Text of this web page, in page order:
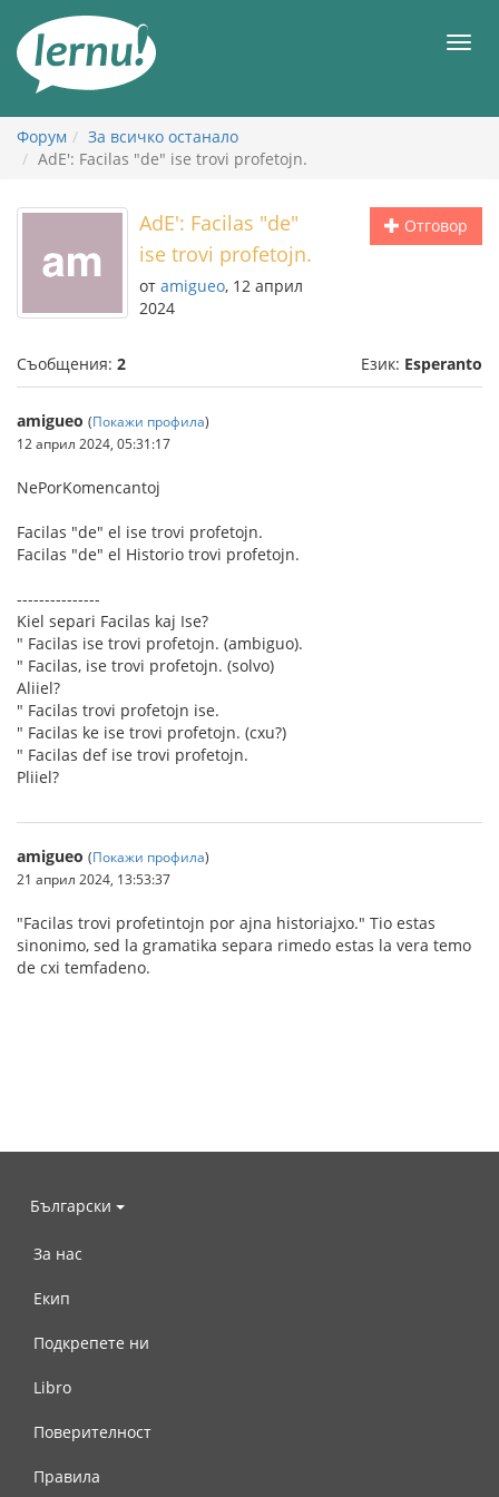
съдържанието
Форум
За всичко останало
AdE': Facilas "de" ise trovi profetojn.
Отговор
AdE': Facilas "de"
ise trovi profetojn.
от amigueo, 12 април
2024
Съобщения: 2 Език: Esperanto
amigueo (Покажи профила)
12 април 2024, 05:31:17
NePorKomencantoj
Facilas "de" el ise trovi profetojn.
Facilas "de" el Historio trovi profetojn.
---------------
Kiel separi Facilas kaj Ise?
" Facilas ise trovi profetojn. (ambiguo).
" Facilas, ise trovi profetojn. (solvo)
Aliiel?
" Facilas trovi profetojn ise.
" Facilas ke ise trovi profetojn. (cxu?)
" Facilas def ise trovi profetojn.
Pliiel?
amigueo (Покажи профила)
21 април 2024, 13:53:37
"Facilas trovi profetintojn por ajna historiajxo." Tio estas
sinonimo, sed la gramatika separa rimedo estas la vera temo
de cxi temfadeno.
Български
За нас
Екип
Подкрепете ни
Libro
Поверителност
Правила